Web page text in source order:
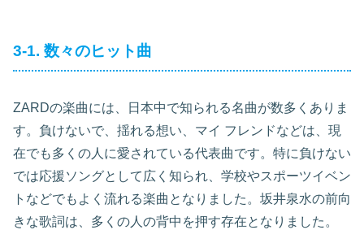
3-1. 数々のヒット曲
ZARDの楽曲には、日本中で知られる名曲が数多くありま
す。負けないで、揺れる想い、マイ フレンドなどは、現
在でも多くの人に愛されている代表曲です。特に負けない
では応援ソングとして広く知られ、学校やスポーツイベン
トなどでもよく流れる楽曲となりました。坂井泉水の前向
きな歌詞は、多くの人の背中を押す存在となりました。